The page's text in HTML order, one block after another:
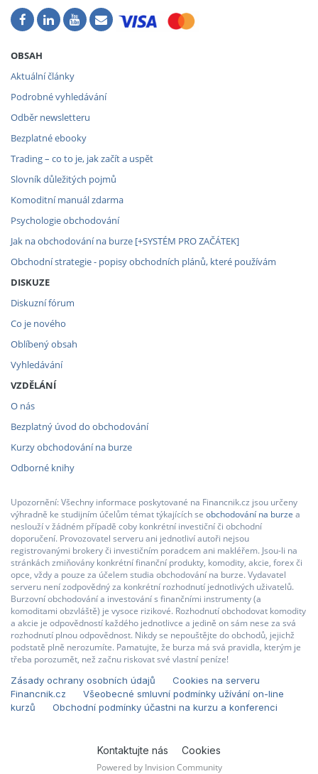
OBSAH
Aktuální články
Podrobné vyhledávání
Odběr newsletteru
Bezplatné ebooky
Trading – co to je, jak začít a uspět
Slovník důležitých pojmů
Komoditní manuál zdarma
Psychologie obchodování
Jak na obchodování na burze [+SYSTÉM PRO ZAČÁTEK]
Obchodní strategie - popisy obchodních plánů, které používám
DISKUZE
Diskuzní fórum
Co je nového
Oblíbený obsah
Vyhledávání
VZDĚLÁNÍ
O nás
Bezplatný úvod do obchodování
Kurzy obchodování na burze
Odborné knihy
Upozornění: Všechny informace poskytované na Financnik.cz jsou určeny
výhradně ke studijním účelům témat týkajících se obchodování na burze a
neslouží v žádném případě coby konkrétní investiční či obchodní
doporučení. Provozovatel serveru ani jednotliví autoři nejsou
registrovanými brokery či investičním poradcem ani makléřem. Jsou-li na
stránkách zmiňovány konkrétní finanční produkty, komodity, akcie, forex či
opce, vždy a pouze za účelem studia obchodování na burze. Vydavatel
serveru není zodpovědný za konkrétní rozhodnutí jednotlivých uživatelů.
Burzovní obchodování a investování s finančními instrumenty (a
komoditami obzvláště) je vysoce rizikové. Rozhodnutí obchodovat komodity
a akcie je odpovědností každého jednotlivce a jedině on sám nese za svá
rozhodnutí plnou odpovědnost. Nikdy se nepouštějte do obchodů, jejichž
podstatě plně nerozumíte. Pamatujte, že burza má svá pravidla, kterým je
třeba porozumět, než začnu riskovat své vlastní peníze!
Zásady ochrany osobních údajů
Cookies na serveru
Financnik.cz
Všeobecné smluvní podmínky užívání on-line
kurzů
Obchodní podmínky účastni na kurzu a konferenci
Kontaktujte nás
Cookies
Powered by Invision Community